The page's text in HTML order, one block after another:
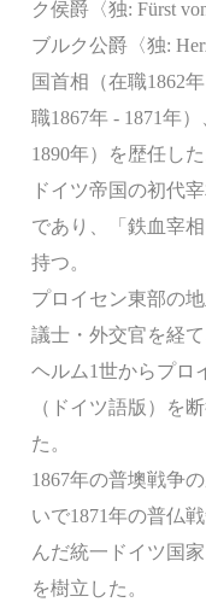
ク侯爵〈独: Fürst
ブルク公爵〈独:
国首相（在職1862
職1867年 - 1871年
1890年）を歴任した
ドイツ帝国の初代
であり、「鉄血宰相
持つ。
プロイセン東部の
議士・外交官を経
ヘルム1世からプロ
（ドイツ語版）を
た。
1867年の普墺戦争
いで1871年の普仏
んだ統一ドイツ国家
を樹立した。